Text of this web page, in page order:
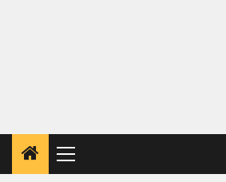
Primary
Menu